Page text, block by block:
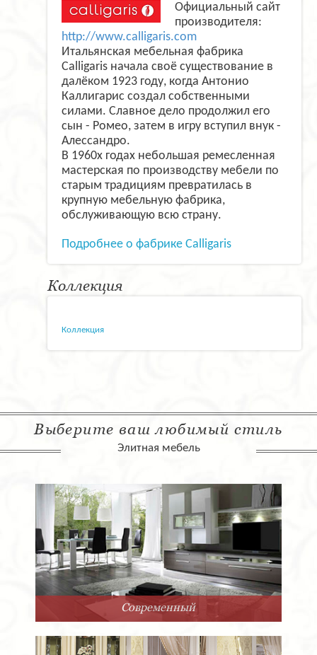
Официальный сайт
производителя:
http://www.calligaris.com
Итальянская мебельная фабрика
Calligaris начала своё существование в
далёком 1923 году, когда Антонио
Каллигарис создал собственными
силами. Славное дело продолжил его
сын - Ромео, затем в игру вступил внук -
Алессандро.
В 1960х годах небольшая ремесленная
мастерская по производству мебели по
старым традициям превратилась в
крупную мебельную фабрика,
обслуживающую всю страну.
Подробнее о фабрике Calligaris
Коллекция
Коллекция
Выберите ваш любимый стиль
Элитная мебель